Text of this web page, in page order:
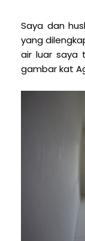
Saya dan
yang
air luar saya
gambar kat